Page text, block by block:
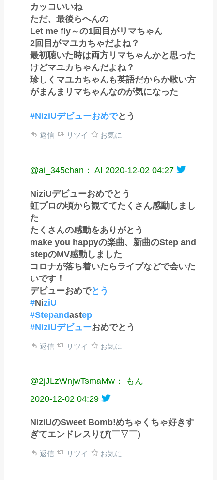
カッコいいね
ただ、最後らへんの
Let me fly～の1回目がリマちゃん
2回目がマユカちゃだよね？
最初聴いた時は両方リマちゃんかと思った
けどマユカちゃんだよね？
珍しくマユカちゃんも英語だからか歌い方
がまんまリマちゃんなのが気になった
#NiziUデビューおめでとう
返信 リツイ お気に
@ai_345chan： AI 2020-12-02 04:27
NiziUデビューおめでとう
虹プロの頃から観ててたくさん感動しまし
た
たくさんの感動をありがとう
make you happyの楽曲、新曲のStep and
stepのMV感動しました
コロナが落ち着いたらライブなどで会いた
いです！
デビューおめでとう
#NiziU
#Stepandastep
#NiziUデビューおめでとう
返信 リツイ お気に
@2jJLzWnjwTsmaMw： もん
2020-12-02 04:29
NiziUのSweet Bomb!めちゃくちゃ好きす
ぎてエンドレスりぴ(￣▽￣)
返信 リツイ お気に